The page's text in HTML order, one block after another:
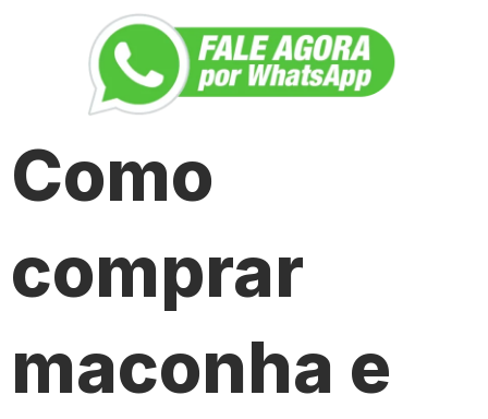
Como
comprar
maconha e